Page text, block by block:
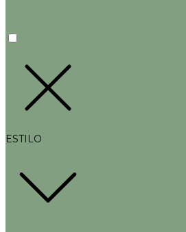
ESTILO